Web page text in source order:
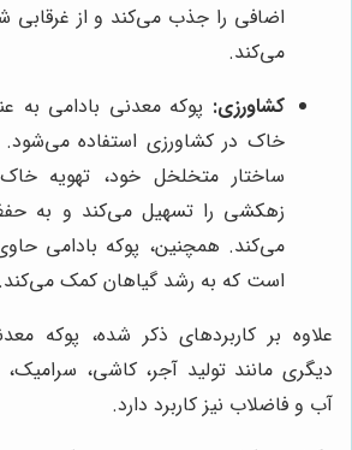
اضافی را جذب می‌کند و از غرقابی
می‌کند.
کشاورزی: پوکه معدنی بادامی به
خاک در کشاورزی استفاده می‌شود.
ساختار متخلخل خود، تهویه
زهکشی را تسهیل می‌کند و به
می‌کند. همچنین، پوکه بادامی
است که به رشد گیاهان کمک می‌کند.
علاوه بر کاربردهای ذکر شده، پوکه
دیگری مانند تولید آجر، کاشی،
آب و فاضلاب نیز کاربرد دارد.